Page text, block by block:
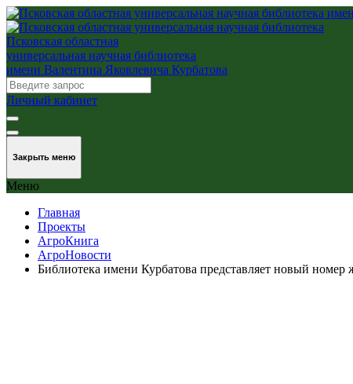
Псковская областная
универсальная научная библиотека
имени Валентина Яковлевича Курбатова
Личный кабинет
Закрыть меню
Меню
Главная
Проекты
АгроКнига
АгроНовости
Библиотека имени Курбатова представляет новый номер